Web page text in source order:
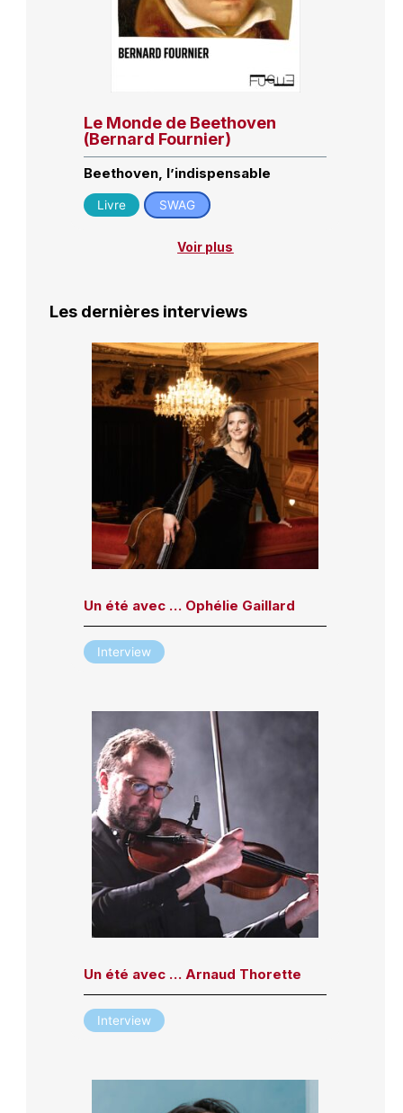
Le Monde de Beethoven
(Bernard Fournier)
Beethoven, l’indispensable
Livre SWAG
Voir plus
Les dernières interviews
Un été avec … Ophélie Gaillard
Interview
Un été avec … Arnaud Thorette
Interview